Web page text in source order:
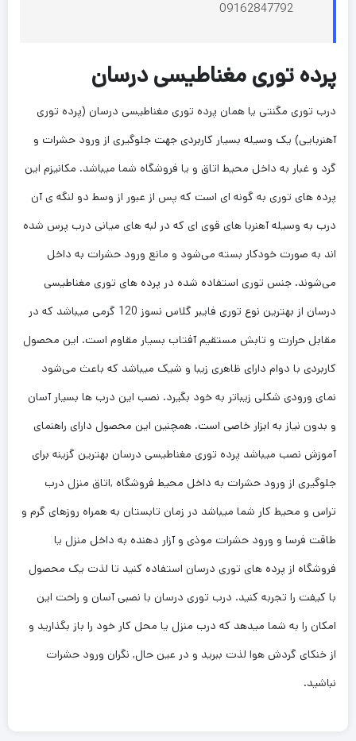
09162847792
پرده توری مغناطیسی درسان
درب توری مگنتی یا همان پرده توری مغناطیسی درسان (پرده توری
آهنربایی) یک وسیله بسیار کاربردی جهت جلوگیری از ورود حشرات و
گرد و غبار به داخل محیط اتاق و یا فروشگاه شما میباشد. مکانیزم این
پرده های توری به گونه ای است که پس از عبور از وسط دو لنگه ی آن
درب به وسیله آهنربا های قوی ای که در لبه های میانی درب پرس شده
اند به صورت خودکار بسته می‌شود و مانع ورود حشرات به داخل
می‌شوند. جنس توری استفاده شده در پرده های توری مغناطیسی
درسان از بهترین نوع توری فایبر گلاس نسوز 120 گرمی میباشد که در
مقابل حرارت و تابش مستقیم آفتاب بسیار مقاوم است. این محصول
کاربردی با دوام دارای ظاهری زیبا و شیک میباشد که باعث می‌شود
نمای ورودی شکلی زیباتر به خود بگیرد. نصب این درب ها بسیار آسان
و بدون نیاز به ابزار خاصی است. همچنین این محصول دارای راهنمای
آموزش نصب میباشد پرده توری مغناطیسی درسان بهترین گزینه برای
جلوگیری از ورود حشرات به داخل محیط فروشگاه ,اتاق منزل درب
تراس و محیط کار شما میباشد در زمان تابستان به همراه روزهای گرم و
طاقت فرسا و ورود حشرات موذی و آزار دهنده به داخل منزل یا
فروشگاه از پرده های توری درسان استفاده کنید تا لذت یک محصول
با کیفت را تجربه کنید. درب توری درسان با نصبی آسان و راحت این
امکان را به شما میدهد که درب منزل یا محل کار خود را باز بگذارید و
از خنکای گردش هوا لذت ببرید و در عین حال, نگران ورود حشرات
نباشید.